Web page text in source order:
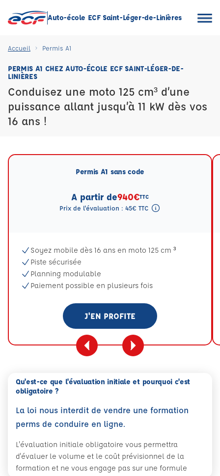
Auto-école ECF Saint-Léger-de-Linières
Accueil Permis A1
PERMIS A1 CHEZ AUTO-ÉCOLE ECF SAINT-LÉGER-DE-
LINIÈRES
Conduisez une moto 125 cm³ d’une
puissance allant jusqu’à 11 kW dès vos
16 ans !
Permis A1 sans code
A partir de940€TTC
Prix de l'évaluation : 45€ TTC
Soyez mobile dès 16 ans en moto 125 cm ³
Piste sécurisée
Planning modulable
Paiement possible en plusieurs fois
J'EN PROFITE
Qu'est-ce que l'évaluation initiale et pourquoi c'est
obligatoire ?
La loi nous interdit de vendre une formation
perms de conduire en ligne.
L'évaluation initiale obligatoire vous permettra
d'évaluer le volume et le coût prévisionnel de la
formation et ne vous engage pas sur une formule